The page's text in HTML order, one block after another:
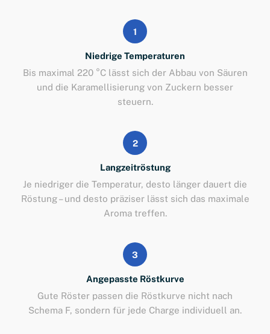
1
Niedrige Temperaturen
Bis maximal 220 °C lässt sich der Abbau von Säuren
und die Karamellisierung von Zuckern besser
steuern.
2
Langzeitröstung
Je niedriger die Temperatur, desto länger dauert die
Röstung – und desto präziser lässt sich das maximale
Aroma treffen.
3
Angepasste Röstkurve
Gute Röster passen die Röstkurve nicht nach
Schema F, sondern für jede Charge individuell an.